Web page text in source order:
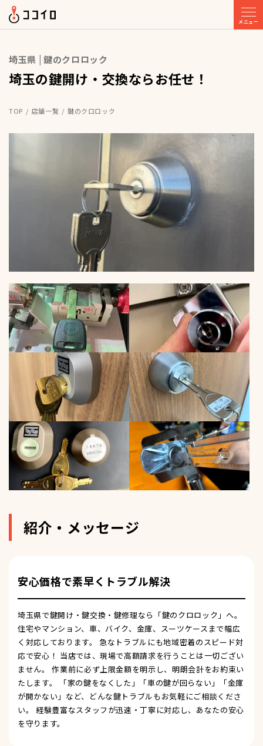
メニュー
埼玉県 | 鍵のクロロック
埼玉の鍵開け・交換ならお任せ！
TOP 店舗一覧 鍵のクロロック
紹介・メッセージ
安心価格で素早くトラブル解決
埼玉県で鍵開け・鍵交換・鍵修理なら「鍵のクロロック」へ。
住宅やマンション、車、バイク、金庫、スーツケースまで幅広
く対応しております。 急なトラブルにも地域密着のスピード対
応で安心！ 当店では、現場で高額請求を行うことは一切ござい
ません。 作業前に必ず上限金額を明示し、明朗会計をお約束い
たします。 「家の鍵をなくした」「車の鍵が回らない」「金庫
が開かない」など、どんな鍵トラブルもお気軽にご相談くださ
い。 経験豊富なスタッフが迅速・丁寧に対応し、あなたの安心
を守ります。